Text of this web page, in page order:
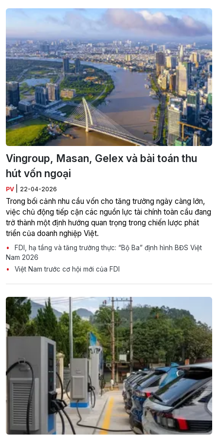
Vingroup, Masan, Gelex và bài toán thu
hút vốn ngoại
PV 22-04-2026
Trong bối cảnh nhu cầu vốn cho tăng trưởng ngày càng lớn,
việc chủ động tiếp cận các nguồn lực tài chính toàn cầu đang
trở thành một định hướng quan trọng trong chiến lược phát
triển của doanh nghiệp Việt.
FDI, hạ tầng và tăng trưởng thực: “Bộ Ba” định hình BĐS Việt
Nam 2026
Việt Nam trước cơ hội mới của FDI